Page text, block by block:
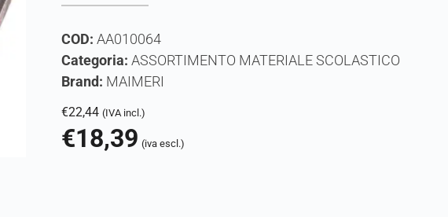
COD:AA010064
Categoria:ASSORTIMENTO MATERIALE SCOLASTICO
Brand: MAIMERI
€22,44 (IVA incl.)
€18,39 (iva escl.)